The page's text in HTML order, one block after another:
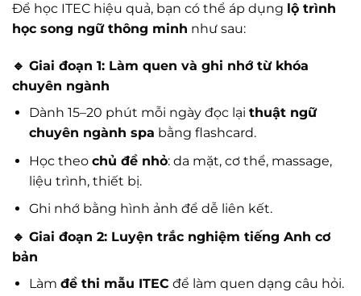
Để học ITEC hiệu quả, bạn có thể áp dụng lộ trình
học song ngữ thông minh như sau:
🔹 Giai đoạn 1: Làm quen và ghi nhớ từ khóa
chuyên ngành
Dành 15–20 phút mỗi ngày đọc lại thuật ngữ
chuyên ngành spa bằng flashcard.
Học theo chủ đề nhỏ: da mặt, cơ thể, massage,
liệu trình, thiết bị.
Ghi nhớ bằng hình ảnh để dễ liên kết.
🔹 Giai đoạn 2: Luyện trắc nghiệm tiếng Anh cơ
bản
Làm đề thi mẫu ITEC để làm quen dạng câu hỏi.